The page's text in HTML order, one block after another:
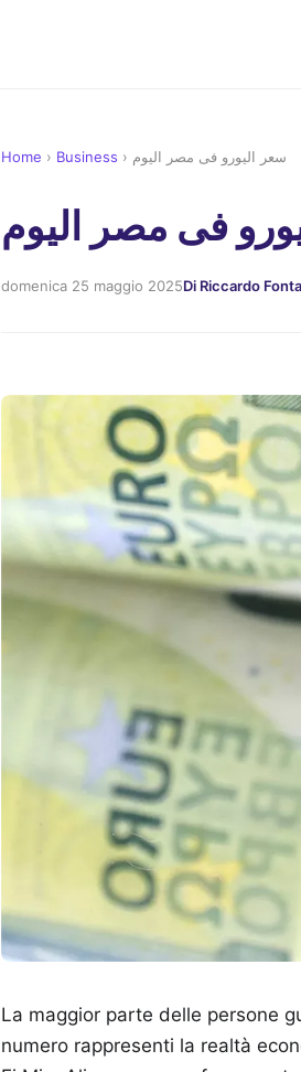
Home › Business › سعر اليورو فى مصر اليوم
فى مصر اليوم
domenica 25 maggio 2025Di Riccardo
La maggior parte delle persone
numero rappresenti la realtà